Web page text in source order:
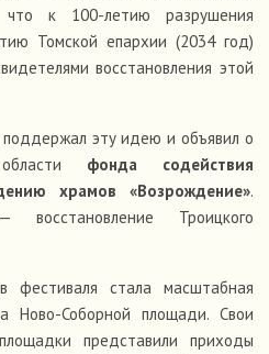
к 100-летию разрушения
Томской епархии (2034 год)
восстановления этой
эту идею и объявил о
фонда содействия
храмов «Возрождение».
Троицкого
фестиваля стала масштабная
Ново-Соборной площади. Свои
представили приходы